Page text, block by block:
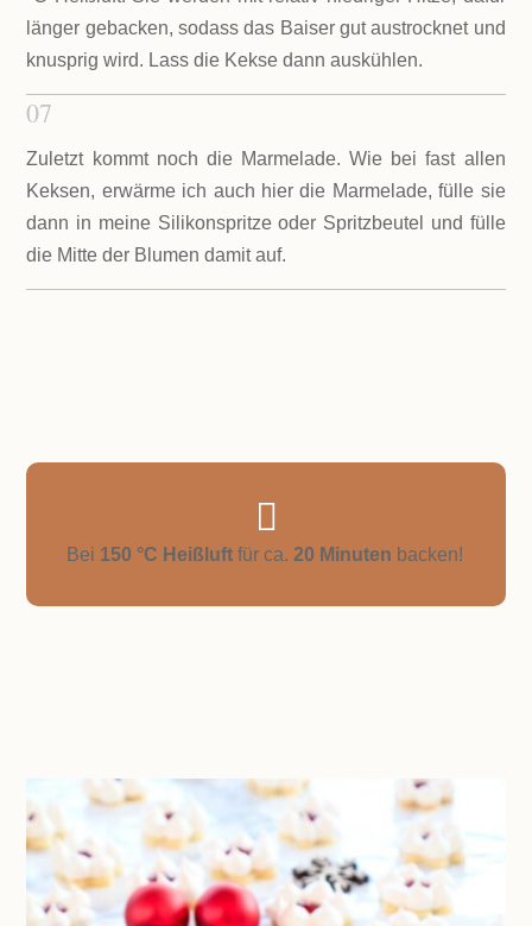
länger gebacken, sodass das Baiser gut austrocknet und
knusprig wird. Lass die Kekse dann auskühlen.
07
Zuletzt kommt noch die Marmelade. Wie bei fast allen
Keksen, erwärme ich auch hier die Marmelade, fülle sie
dann in meine Silikonspritze oder Spritzbeutel und fülle
die Mitte der Blumen damit auf.

Bei 150 °C Heißluft für ca. 20 Minuten backen!